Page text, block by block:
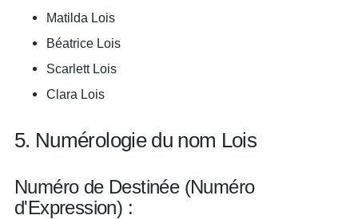
Matilda Lois
Béatrice Lois
Scarlett Lois
Clara Lois
5. Numérologie du nom Lois
Numéro de Destinée (Numéro
d'Expression) :